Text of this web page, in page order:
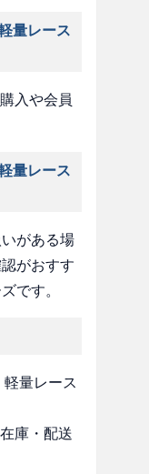
量レース
入や会員
量レース
がある場
がおすす
です。
量レース
庫・配送